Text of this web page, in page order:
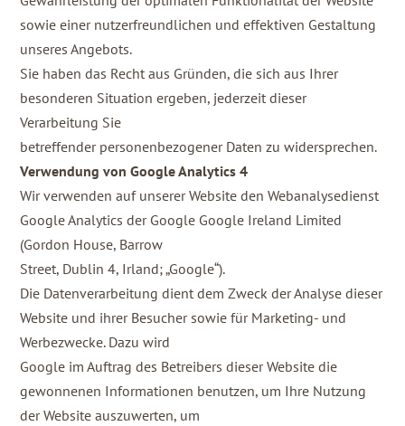
sowie einer nutzerfreundlichen und effektiven Gestaltung
unseres Angebots.
Sie haben das Recht aus Gründen, die sich aus Ihrer
besonderen Situation ergeben, jederzeit dieser
Verarbeitung Sie
betreffender personenbezogener Daten zu widersprechen.
Verwendung von Google Analytics 4
Wir verwenden auf unserer Website den Webanalysedienst
Google Analytics der Google Google Ireland Limited
(Gordon House, Barrow
Street, Dublin 4, Irland; „Google“).
Die Datenverarbeitung dient dem Zweck der Analyse dieser
Website und ihrer Besucher sowie für Marketing- und
Werbezwecke. Dazu wird
Google im Auftrag des Betreibers dieser Website die
gewonnenen Informationen benutzen, um Ihre Nutzung
der Website auszuwerten, um